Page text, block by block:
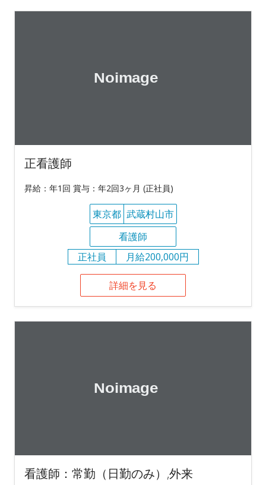
正看護師
昇給：年1回 賞与：年2回3ヶ月 (正社員)
東京都 武蔵村山市
看護師
正社員
月給200,000円
詳細を見る
看護師：常勤（日勤のみ）,外来